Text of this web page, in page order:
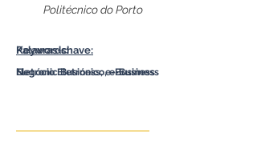
Politécnico do Porto
Palavras-chave:
Keywords:
Negócio Eletrónico, e-Business
Eletronic Business, e-Business